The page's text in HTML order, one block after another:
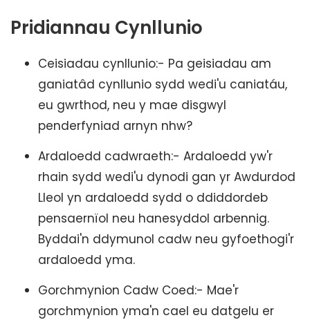
Pridiannau Cynllunio
Ceisiadau cynllunio:- Pa geisiadau am
ganiatâd cynllunio sydd wedi'u caniatáu,
eu gwrthod, neu y mae disgwyl
penderfyniad arnyn nhw?
Ardaloedd cadwraeth:- Ardaloedd yw'r
rhain sydd wedi'u dynodi gan yr Awdurdod
Lleol yn ardaloedd sydd o ddiddordeb
pensaernïol neu hanesyddol arbennig.
Byddai'n ddymunol cadw neu gyfoethogi'r
ardaloedd yma.
Gorchmynion Cadw Coed:- Mae'r
gorchmynion yma'n cael eu datgelu er